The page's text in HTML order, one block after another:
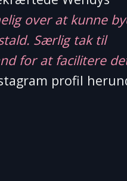
over at kunne
Særlig tak til
for at facilitere
profil